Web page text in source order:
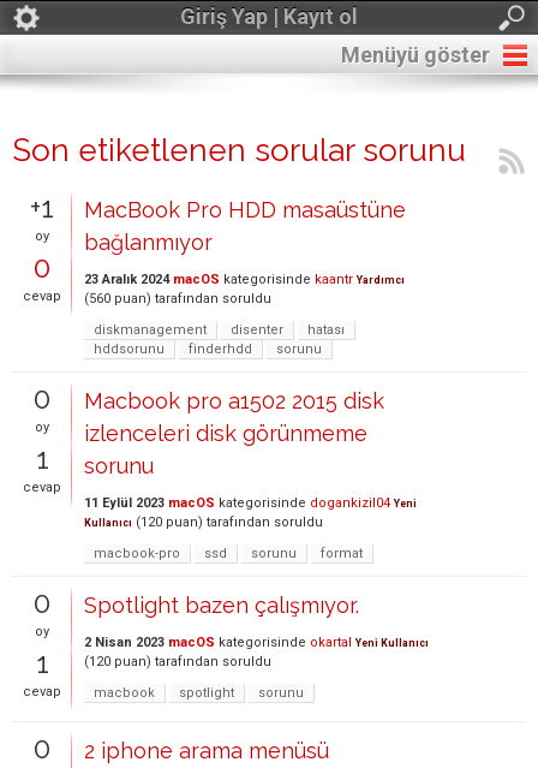
Giriş Yap | Kayıt ol
Menüyü göster
Son etiketlenen sorular sorunu
+1
oy
0
cevap
MacBook Pro HDD masaüstüne
bağlanmıyor
23 Aralık 2024 macOS kategorisinde kaantr Yardımcı
(560 puan) tarafından soruldu
diskmanagement
disenter
hatası
hddsorunu
finderhdd sorunu
0
oy
1
cevap
Macbook pro a1502 2015 disk
izlenceleri disk görünmeme
sorunu
11 Eylül 2023 macOS kategorisinde dogankizil04 Yeni
Kullanıcı (120 puan) tarafından soruldu
macbook-pro
ssd sorunu format
0
oy
1
cevap
Spotlight bazen çalışmıyor.
2 Nisan 2023 macOS kategorisinde okartal Yeni Kullanıcı
(120 puan) tarafından soruldu
macbook
spotlight sorunu
0
2 iphone arama menüsü